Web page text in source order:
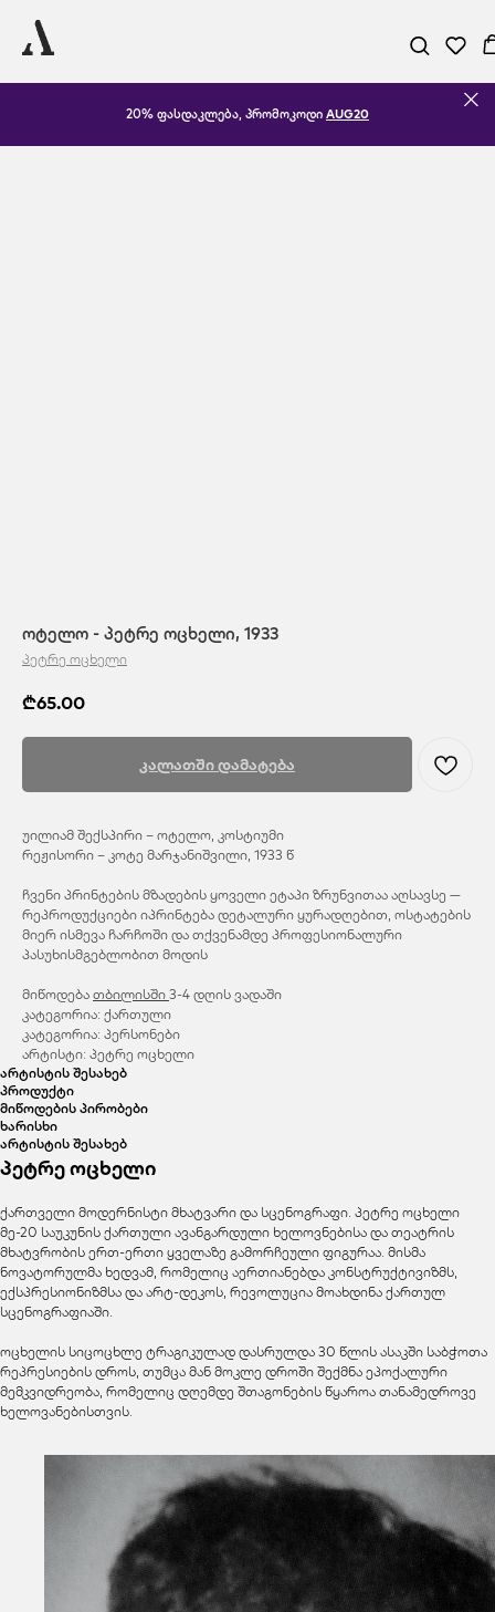
20% ფასდაკლება, პრომოკოდი AUG20
ოტელო - პეტრე ოცხელი, 1933
პეტრე ოცხელი
₾65.00
კალათში დამატება
უილიამ შექსპირი – ოტელო, კოსტიუმი
რეჟისორი – კოტე მარჯანიშვილი, 1933 წ
ჩვენი პრინტების მზადების ყოველი ეტაპი ზრუნვითაა აღსავსე —
რეპროდუქციები იპრინტება დეტალური ყურადღებით, ოსტატების
მიერ ისმევა ჩარჩოში და თქვენამდე პროფესიონალური
პასუხისმგებლობით მოდის
მიწოდება თბილისში 3-4 დღის ვადაში
კატეგორია: ქართული
კატეგორია: პერსონები
არტისტი: პეტრე ოცხელი
არტისტის შესახებ
პროდუქტი
მიწოდების პირობები
ხარისხი
არტისტის შესახებ
პეტრე ოცხელი
ქართველი მოდერნისტი მხატვარი და სცენოგრაფი. პეტრე ოცხელი
მე-20 საუკუნის ქართული ავანგარდული ხელოვნებისა და თეატრის
მხატვრობის ერთ-ერთი ყველაზე გამორჩეული ფიგურაა. მისმა
ნოვატორულმა ხედვამ, რომელიც აერთიანებდა კონსტრუქტივიზმს,
ექსპრესიონიზმსა და არტ-დეკოს, რევოლუცია მოახდინა ქართულ
სცენოგრაფიაში.
ოცხელის სიცოცხლე ტრაგიკულად დასრულდა 30 წლის ასაკში საბჭოთა
რეპრესიების დროს, თუმცა მან მოკლე დროში შექმნა ეპოქალური
მემკვიდრეობა, რომელიც დღემდე შთაგონების წყაროა თანამედროვე
ხელოვანებისთვის.